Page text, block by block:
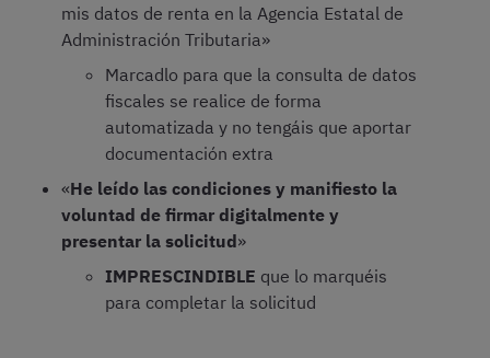
mis datos de renta en la Agencia Estatal de
Administración Tributaria»
Marcadlo para que la consulta de datos
fiscales se realice de forma
automatizada y no tengáis que aportar
documentación extra
«He leído las condiciones y manifiesto la
voluntad de firmar digitalmente y
presentar la solicitud»
IMPRESCINDIBLE que lo marquéis
para completar la solicitud